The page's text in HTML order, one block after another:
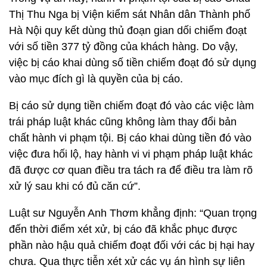
Thị Thu Nga bị Viện kiểm sát Nhân dân Thành phố
Hà Nội quy kết dùng thủ đoạn gian dối chiếm đoạt
với số tiền 377 tỷ đồng của khách hàng. Do vậy,
việc bị cáo khai dùng số tiền chiếm đoạt đó sử dụng
vào mục đích gì là quyền của bị cáo.
Bị cáo sử dụng tiền chiếm đoạt đó vào các việc làm
trái pháp luật khác cũng không làm thay đổi bản
chất hành vi phạm tội. Bị cáo khai dùng tiền đó vào
việc đưa hối lộ, hay hành vi vi phạm pháp luật khác
đã được cơ quan điều tra tách ra để điều tra làm rõ
xử lý sau khi có đủ căn cứ”.
Luật sư Nguyễn Anh Thơm khẳng định: “Quan trọng
đến thời điểm xét xử, bị cáo đã khắc phục được
phần nào hậu quả chiếm đoạt đối với các bị hại hay
chưa. Qua thực tiễn xét xử các vụ án hình sự liên